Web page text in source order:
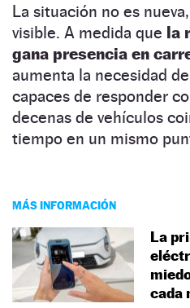
La situación no es
visible. A medida que la
gana presencia en
aumenta la necesidad
capaces de responder
decenas de vehículos
tiempo en un mismo
MÁS INFORMACIÓN
La
cada